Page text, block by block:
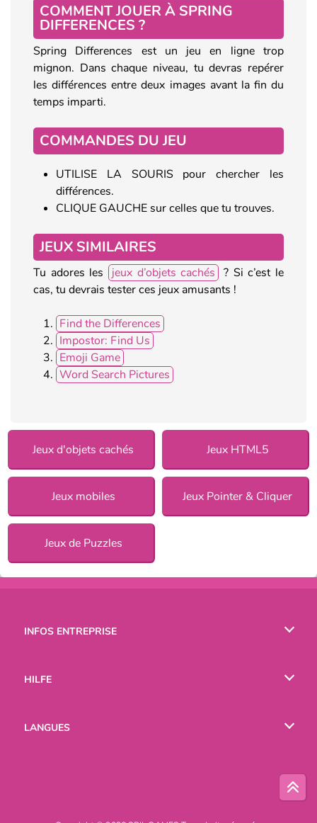
COMMENT JOUER À SPRING
DIFFERENCES ?
Spring Differences est un jeu en ligne trop
mignon. Dans chaque niveau, tu devras repérer
les différences entre deux images avant la fin du
temps imparti.
COMMANDES DU JEU
UTILISE LA SOURIS pour chercher les
différences.
CLIQUE GAUCHE sur celles que tu trouves.
JEUX SIMILAIRES
Tu adores les jeux d’objets cachés ? Si c’est le
cas, tu devrais tester ces jeux amusants !
Find the Differences
Impostor: Find Us
Emoji Game
Word Search Pictures
Jeux d'objets cachés Jeux HTML5
Jeux mobiles Jeux Pointer & Cliquer
Jeux de Puzzles
INFOS ENTREPRISE
HILFE
LANGUES